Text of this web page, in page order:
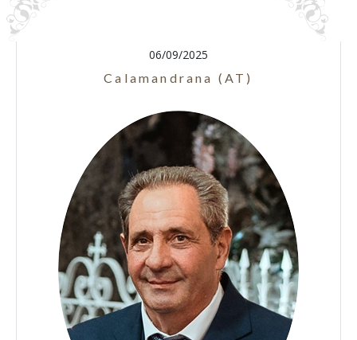
06/09/2025
Calamandrana (AT)